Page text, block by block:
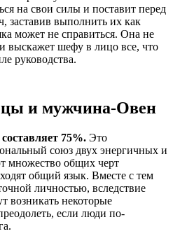
на свои силы и поставит перед
заставив выполнить их как
может не справиться. Она не
выскажет шефу в лицо все, что
руководства.
и мужчина-Овен
75%. Это
союз двух энергичных и
множество общих черт
общий язык. Вместе с тем
личностью, вследствие
возникать некоторые
если люди по-